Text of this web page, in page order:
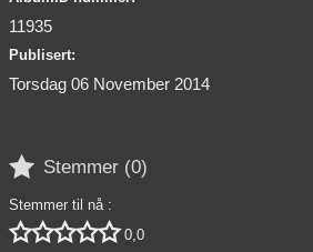
11935
Publisert:
Torsdag 06 November 2014
 Stemmer (0)
Stemmer til nå :
 0,0